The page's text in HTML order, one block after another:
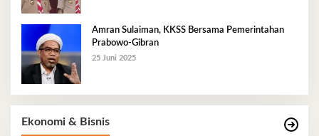
Amran Sulaiman, KKSS Bersama Pemerintahan
Prabowo-Gibran
25 Juni 2025
Ekonomi & Bisnis